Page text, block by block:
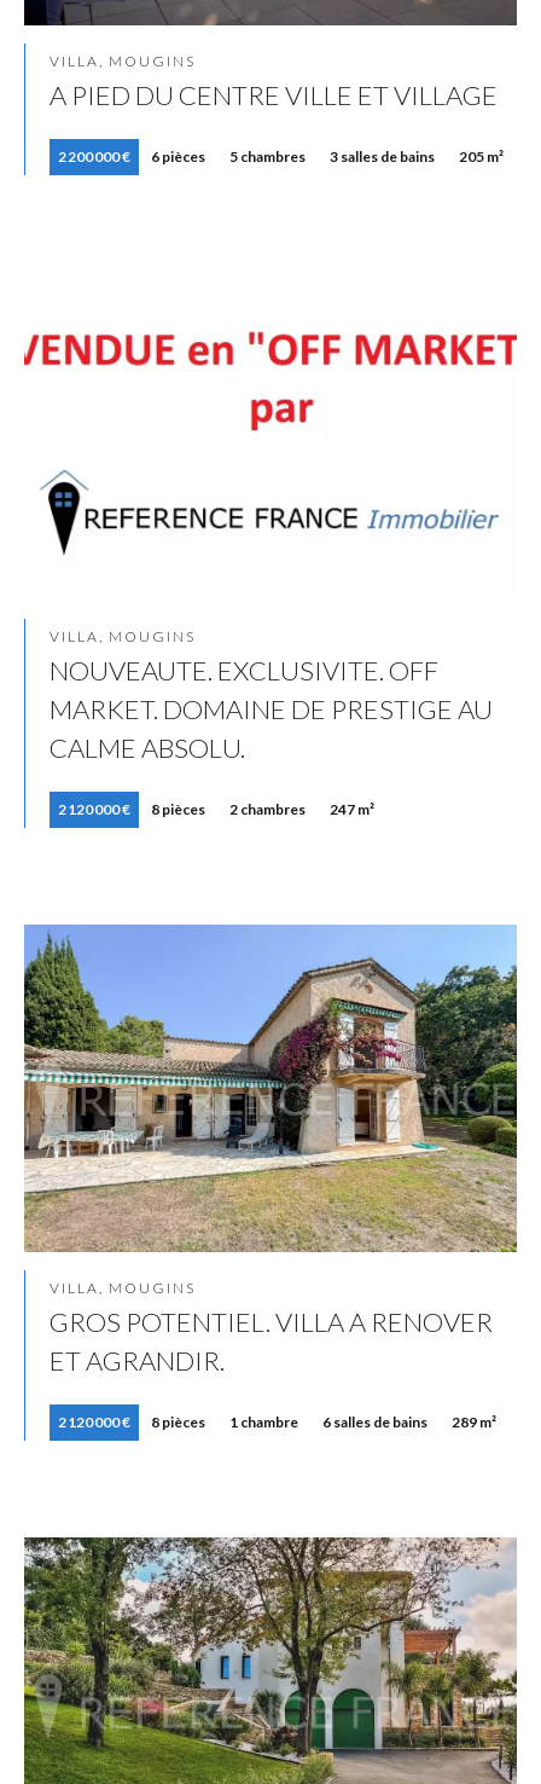
VILLA, MOUGINS
A PIED DU CENTRE VILLE ET VILLAGE
2 200 000 € 6 pièces 5 chambres 3 salles de bains 205 m²
VILLA, MOUGINS
NOUVEAUTE. EXCLUSIVITE. OFF
MARKET. DOMAINE DE PRESTIGE AU
CALME ABSOLU.
2 120 000 € 8 pièces 2 chambres 247 m²
VILLA, MOUGINS
GROS POTENTIEL. VILLA A RENOVER
ET AGRANDIR.
2 120 000 € 8 pièces 1 chambre 6 salles de bains 289 m²